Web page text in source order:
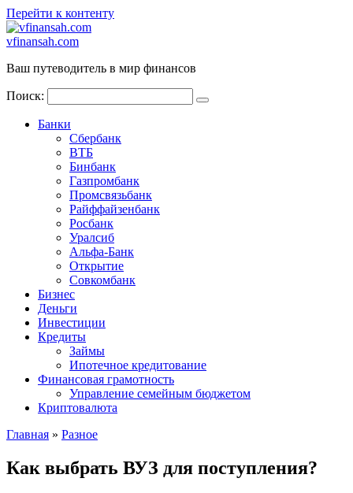
Перейти к контенту
vfinansah.com
Ваш путеводитель в мир финансов
Поиск:
Банки
Сбербанк
ВТБ
Бинбанк
Газпромбанк
Промсвязьбанк
Райффайзенбанк
Росбанк
Уралсиб
Альфа-Банк
Открытие
Совкомбанк
Бизнес
Деньги
Инвестиции
Кредиты
Займы
Ипотечное кредитование
Финансовая грамотность
Управление семейным бюджетом
Криптовалюта
Главная » Разное
Как выбрать ВУЗ для поступления?